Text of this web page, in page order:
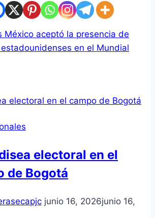
México aceptó la presencia de
en el Mundial
electoral en el
de Bogotá
junio 16, 2026junio 16,